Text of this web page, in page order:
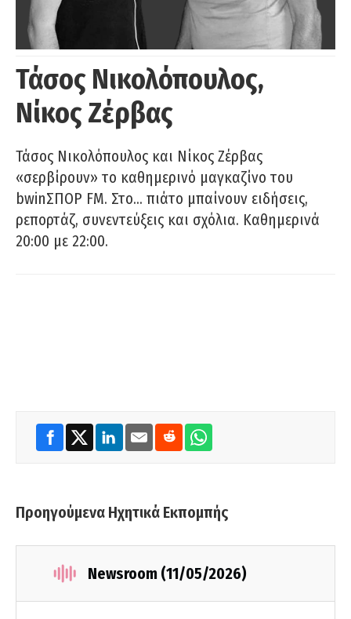
Τάσος Νικολόπουλος,
Νίκος Ζέρβας
Τάσος Νικολόπουλος και Νίκος Ζέρβας
«σερβίρουν» το καθημερινό μαγκαζίνο του
bwinΣΠΟΡ FM. Στο… πιάτο μπαίνουν ειδήσεις,
ρεπορτάζ, συνεντεύξεις και σχόλια. Καθημερινά
20:00 με 22:00.
Προηγούμενα Ηχητικά Εκπομπής
Newsroom (11/05/2026)